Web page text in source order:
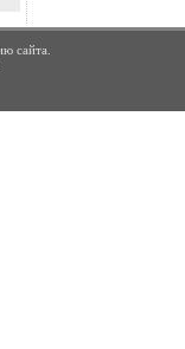
сайта.